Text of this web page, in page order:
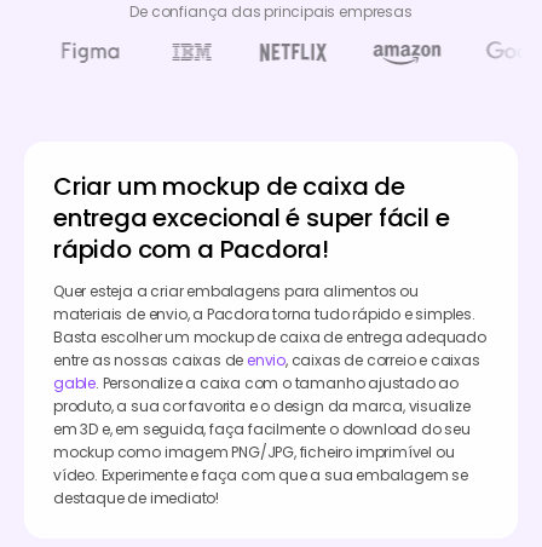
De confiança das principais empresas
Criar um mockup de caixa de
entrega excecional é super fácil e
rápido com a Pacdora!
Quer esteja a criar embalagens para alimentos ou
materiais de envio, a Pacdora torna tudo rápido e simples.
Basta escolher um mockup de caixa de entrega adequado
entre as nossas caixas de envio, caixas de correio e caixas
gable. Personalize a caixa com o tamanho ajustado ao
produto, a sua cor favorita e o design da marca, visualize
em 3D e, em seguida, faça facilmente o download do seu
mockup como imagem PNG/JPG, ficheiro imprimível ou
vídeo. Experimente e faça com que a sua embalagem se
destaque de imediato!